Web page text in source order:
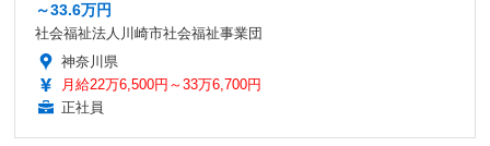
～33.6万円
社会福祉法人川崎市社会福祉事業団
神奈川県
月給22万6,500円～33万6,700円
正社員